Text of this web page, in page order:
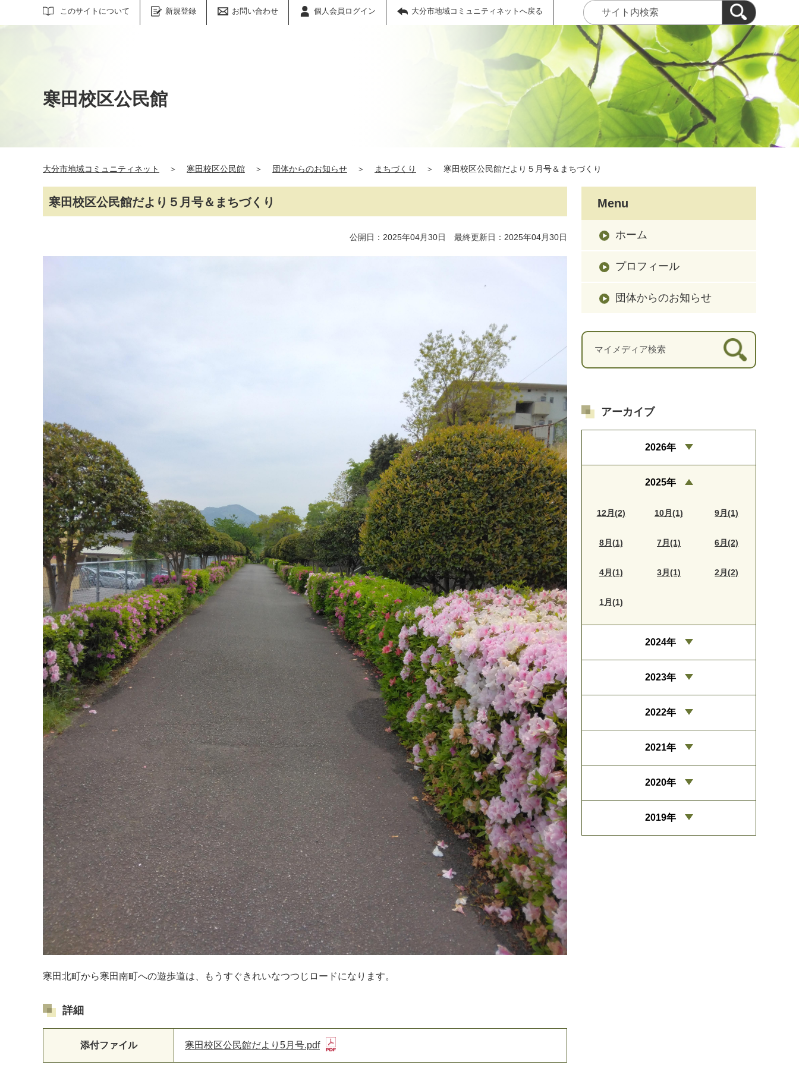
このサイトについて 新規登録 お問い合わせ 個人会員ログイン 大分市地域コミュニティネットへ戻る
サイト内検索
寒田校区公民館
大分市地域コミュニティネット ＞ 寒田校区公民館 ＞ 団体からのお知らせ ＞ まちづくり ＞ 寒田校区公民館だより５月号＆まちづくり
寒田校区公民館だより５月号＆まちづくり
公開日：2025年04月30日 最終更新日：2025年04月30日
寒田北町から寒田南町への遊歩道は、もうすぐきれいなつつじロードになります。
詳細
添付ファイル 寒田校区公民館だより5月号.pdf
Menu
ホーム
プロフィール
団体からのお知らせ
アーカイブ
2026年
2025年
12月(2) 10月(1) 9月(1)
8月(1) 7月(1) 6月(2)
4月(1) 3月(1) 2月(2)
1月(1)
2024年
2023年
2022年
2021年
2020年
2019年